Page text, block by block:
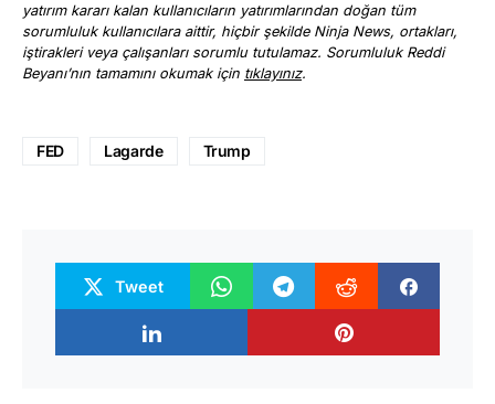
yatırım kararı kalan kullanıcıların yatırımlarından doğan tüm
sorumluluk kullanıcılara aittir, hiçbir şekilde Ninja News, ortakları,
iştirakleri veya çalışanları sorumlu tutulamaz. Sorumluluk Reddi
Beyanı’nın tamamını okumak için tıklayınız.
FED Lagarde Trump
Tweet